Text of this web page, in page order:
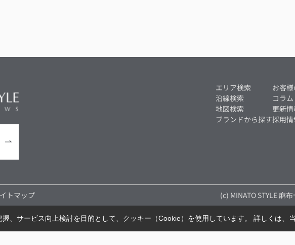
エリア検索
沿線検索
地図検索
ブランドから探す
お客
コラム
更新
採用
トマップ (c) MINATO STYLE 麻
、サービス向上検討を目的として、クッキー（Cookie）を使用しています。 詳しくは、